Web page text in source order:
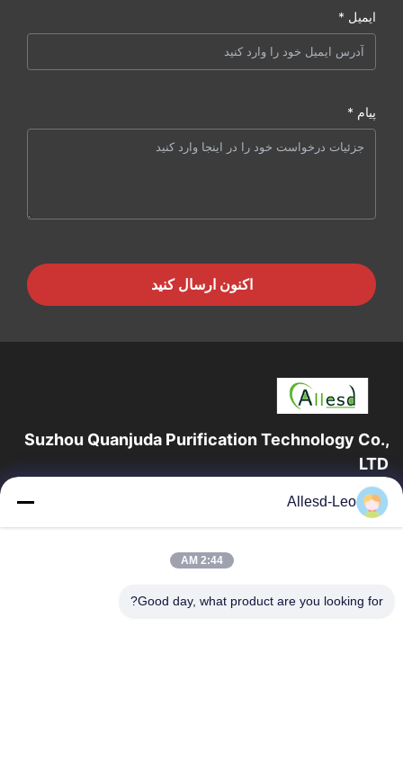
ایمیل *
پیام *
اکنون ارسال کنید
Suzhou Quanjuda Purification Technology Co.,
LTD
16 سال تجربه، به عنوان یک تولید کننده و صادر کننده پیشرو محصولات
صفحه اصلی
محصولات
Allesd-Leo
2:44 AM
Good day, what product are you looking for?